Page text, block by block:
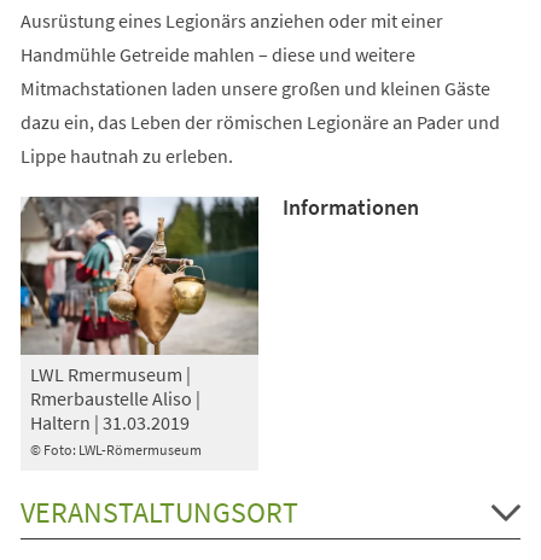
Ausrüstung eines Legionärs anziehen oder mit einer
Handmühle Getreide mahlen – diese und weitere
Mitmachstationen laden unsere großen und kleinen Gäste
dazu ein, das Leben der römischen Legionäre an Pader und
Lippe hautnah zu erleben.
© Foto: LWL-Römermuseum
LWL Rmermuseum |
Rmerbaustelle Aliso |
Haltern | 31.03.2019
Informationen
VERANSTALTUNGSORT